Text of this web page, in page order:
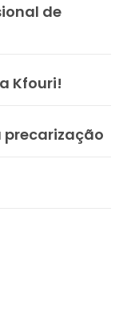
de
Kfouri!
precarização